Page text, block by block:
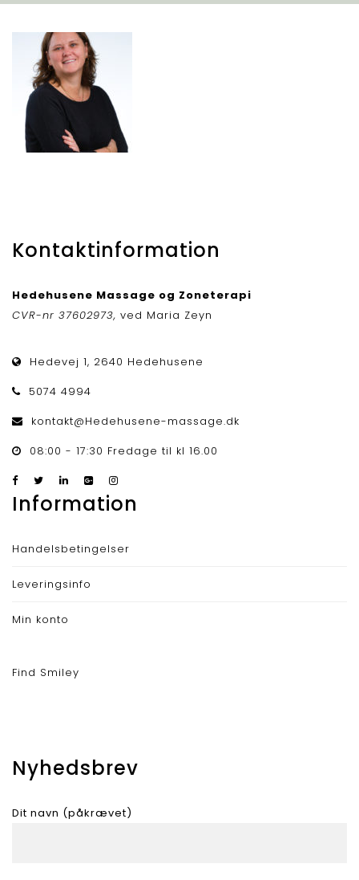
Kontaktinformation
Hedehusene Massage og Zoneterapi
CVR-nr 37602973, ved Maria Zeyn
Hedevej 1, 2640 Hedehusene
5074 4994
kontakt@Hedehusene-massage.dk
08:00 - 17:30 Fredage til kl 16.00
Information
Handelsbetingelser
Leveringsinfo
Min konto
Find Smiley
Nyhedsbrev
Dit navn (påkrævet)